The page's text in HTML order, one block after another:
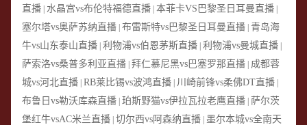
直播 水晶宫vs布伦特福德直播 本菲卡VS巴黎圣日耳曼直播
塞尔塔vs奥萨苏纳直播 布雷斯特vs巴黎圣日耳曼直播 青岛海
牛vs山东泰山直播 利物浦vs伯恩茅斯直播 利物浦vs曼城直播
萨索洛vs桑普多利亚直播 拜仁慕尼黑vs巴塞罗那直播 成都蓉
城vs河北直播 RB莱比锡vs波鸿直播 川崎前锋vs柔佛DT直播
布鲁日vs勒沃库森直播 珀斯野猫vs伊拉瓦拉老鹰直播 萨尔茨
堡红牛vsAC米兰直播 切尔西vs阿森纳直播 墨尔本城vs全南天